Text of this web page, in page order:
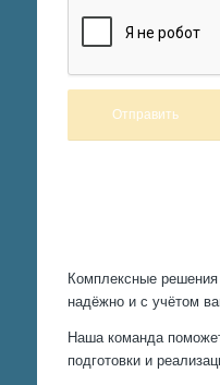
Комплексные
надёжно и с учётом
Наша команда
подготовки и